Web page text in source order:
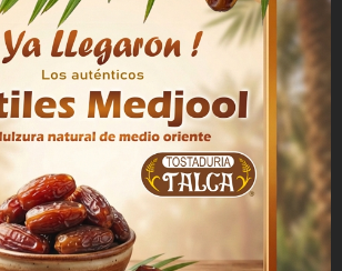
el producto en su envase original y
Conservar en ambientes limpios,
a la luz solar directa ni a olor
de almacenamiento influyen
su duración.
Maní salado
250 g